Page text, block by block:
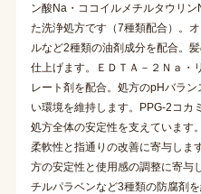
ン酸Na・ココイルメチルタウリ
た洗浄処方です（7種類配合）。
ルなど2種類の油剤成分を配合。
仕上げます。ＥＤＴＡ－２Ｎａ・
レート剤を配合。処方のpHバラ
い環境を維持します。PPG-2コカ
処方全体の安定性を支えています
柔軟性と指通りの改善に寄与しま
方の安定性と使用感の調整に寄与
チルパラベンなど3種類の防腐剤